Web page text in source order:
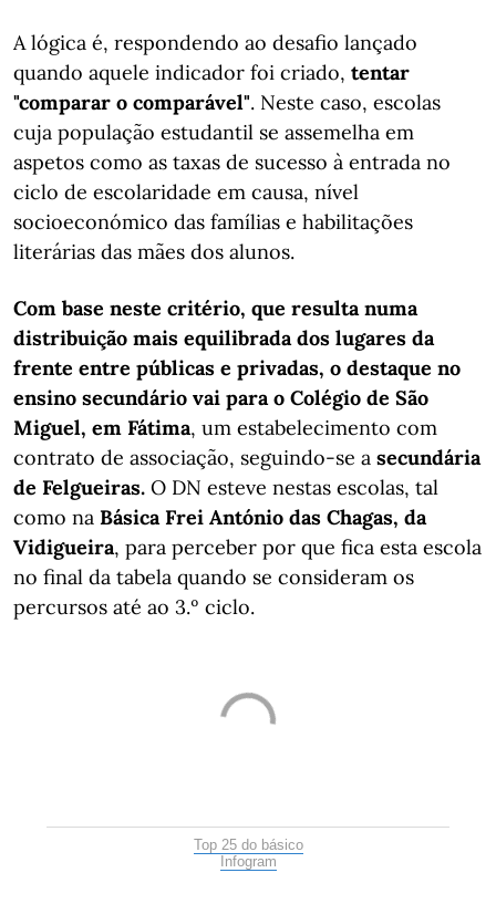
A lógica é, respondendo ao desafio lançado
quando aquele indicador foi criado, tentar
"comparar o comparável". Neste caso, escolas
cuja população estudantil se assemelha em
aspetos como as taxas de sucesso à entrada no
ciclo de escolaridade em causa, nível
socioeconómico das famílias e habilitações
literárias das mães dos alunos.
Com base neste critério, que resulta numa
distribuição mais equilibrada dos lugares da
frente entre públicas e privadas, o destaque no
ensino secundário vai para o Colégio de São
Miguel, em Fátima, um estabelecimento com
contrato de associação, seguindo-se a secundária
de Felgueiras. O DN esteve nestas escolas, tal
como na Básica Frei António das Chagas, da
Vidigueira, para perceber por que fica esta escola
no final da tabela quando se consideram os
percursos até ao 3.º ciclo.
Top 25 do básico
Infogram